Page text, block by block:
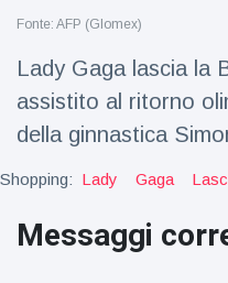
Ultime notizie
Dylan
Barbara
Palvin
15 July
49
Visualizzazioni
Fonte: AFP (Glomex)
Lady Gaga lascia la
assistito al ritorno
della ginnastica
Shopping: Lady Gaga
Messaggi